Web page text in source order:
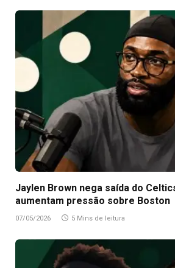
Jaylen Brown nega saída do
aumentam pressão sobre Boston
07/05/2026 5 Mins de leitura